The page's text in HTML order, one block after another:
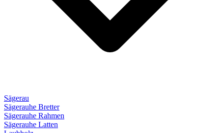
Sägerau
Sägerauhe Bretter
Sägerauhe Rahmen
Sägerauhe Latten